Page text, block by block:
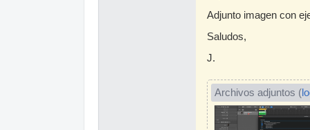
Adjunto imagen con
Saludos,
J.
Archivos adjuntos (